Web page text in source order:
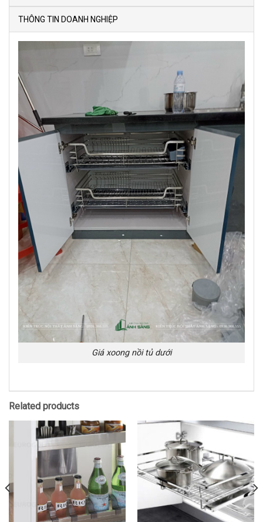
THÔNG TIN DOANH NGHIỆP
Giá xoong nồi tủ dưới
Related products